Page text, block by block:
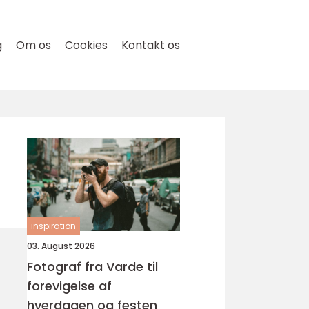
Om os Cookies Kontakt os
inspiration
03. August 2026
Fotograf fra Varde til
forevigelse af
hverdagen og festen